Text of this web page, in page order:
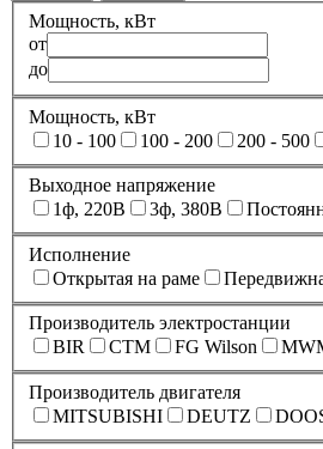
Мощность, кВт
от
до
Мощность, кВт
10 - 100
100 - 200 200 - 500
Выходное напряжение
1ф, 220В
3ф, 380В
Исполнение
Открытая на раме
Производитель электростанции
BIR
CTM FG Wilson
Производитель двигателя
MITSUBISHI
DEUTZ